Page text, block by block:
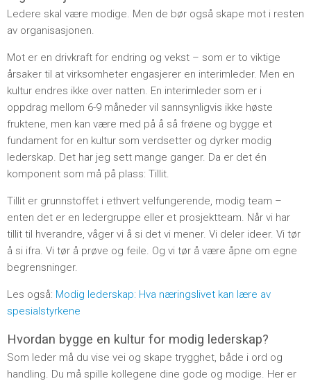
Ledere skal være modige. Men de bør også skape mot i resten
av organisasjonen.
Mot er en drivkraft for endring og vekst – som er to viktige
årsaker til at virksomheter engasjerer en interimleder. Men en
kultur endres ikke over natten. En interimleder som er i
oppdrag mellom 6-9 måneder vil sannsynligvis ikke høste
fruktene, men kan være med på å så frøene og bygge et
fundament for en kultur som verdsetter og dyrker modig
lederskap. Det har jeg sett mange ganger. Da er det én
komponent som må på plass: Tillit.
Tillit er grunnstoffet i ethvert velfungerende, modig team –
enten det er en ledergruppe eller et prosjektteam. Når vi har
tillit til hverandre, våger vi å si det vi mener. Vi deler ideer. Vi tør
å si ifra. Vi tør å prøve og feile. Og vi tør å være åpne om egne
begrensninger.
Les også: Modig lederskap: Hva næringslivet kan lære av
spesialstyrkene
Hvordan bygge en kultur for modig lederskap?
Som leder må du vise vei og skape trygghet, både i ord og
handling. Du må spille kollegene dine gode og modige. Her er